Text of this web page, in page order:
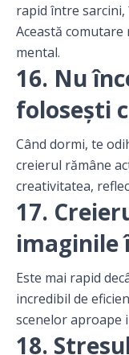
rapid între sarcini,
Această
mental.
16. Nu
folosești
Când dormi, te
creierul rămâne
creativitatea,
17.
imaginile
Este mai rapid
incredibil de
scenelor aproape
18.